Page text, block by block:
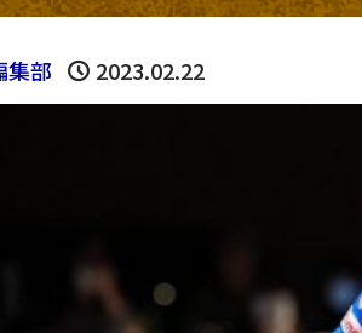
集部 2023.02.22